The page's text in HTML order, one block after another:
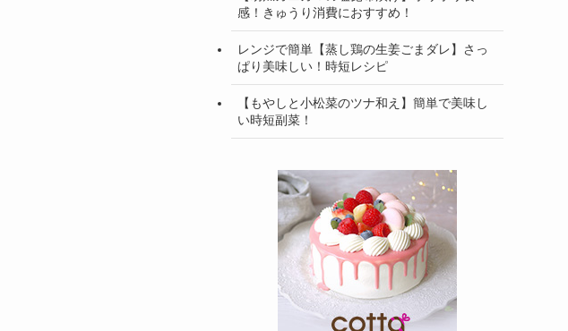
感！きゅうり消費におすすめ！
レンジで簡単【蒸し鶏の生姜ごまダレ】さっ
ぱり美味しい！時短レシピ
【もやしと小松菜のツナ和え】簡単で美味し
い時短副菜！